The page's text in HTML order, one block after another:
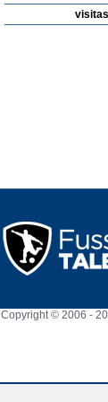
visitas
Copyright © 2006 -